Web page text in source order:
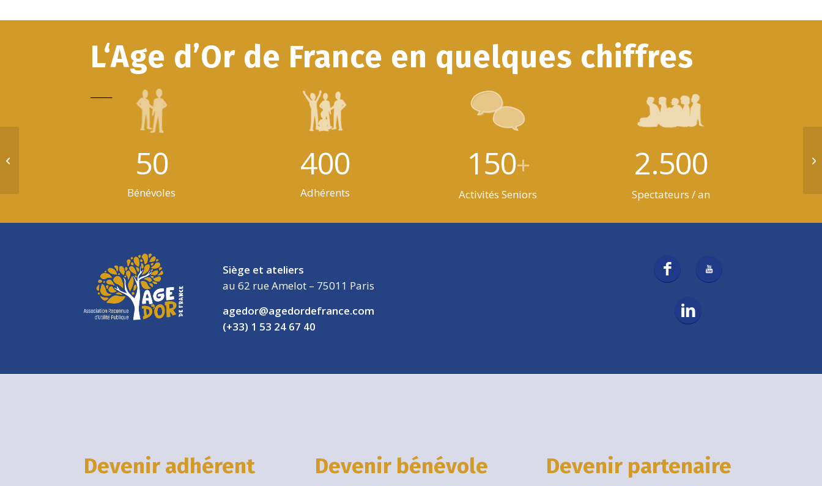
L‘Age d’Or de France en quelques chiffres
50
Bénévoles
400
Adhérents
150+
Activités Seniors
2.500
Spectateurs / an
Siège et ateliers
au 62 rue Amelot – 75011 Paris
agedor@agedordefrance.com
(+33) 1 53 24 67 40
Devenir adhérent Devenir bénévole Devenir partenaire